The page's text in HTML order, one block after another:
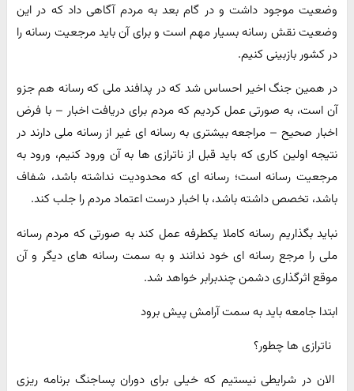
وضعیت موجود داشت و در گام بعد به مردم آگاهی داد که در این
وضعیت نقش رسانه بسیار مهم است و برای آن باید مرجعیت رسانه را
در کشور بازبینی کنیم.
در همین جنگ اخیر احساس شد که در پدافند ملی که رسانه هم جزو
آن است، به صورتی عمل کردیم که مردم برای دریافت اخبار – با فرض
اخبار صحیح – مراجعه بیشتری به رسانه ای غیر از رسانه ملی دارند در
نتیجه اولین کاری که باید قبل از ناترازی ها به آن ورود کنیم، ورود به
مرجعیت رسانه است؛ رسانه ای که محدودیت نداشته باشد، شفاف
باشد، تخصص داشته باشد، با اخبار درست اعتماد مردم را جلب کند.
نباید بگذاریم رسانه کاملا یکطرفه عمل کند به صورتی که مردم رسانه
ملی را مرجع رسانه ای خود ندانند و به سمت رسانه های دیگر و آن
موقع اثرگذاری دشمن چندبرابر خواهد شد.
ابتدا جامعه باید به سمت آرامش پیش برود
ناترازی ها چطور؟
الان در شرایطی نیستیم که خیلی برای دوران پساجنگ برنامه ریزی